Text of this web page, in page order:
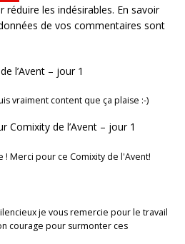
réduire les indésirables. En savoir
de vos commentaires sont
l’Avent – jour 1
vraiment content que ça plaise :-)
Comixity de l’Avent – jour 1
! Merci pour ce Comixity de l'Avent!
je vous remercie pour le travail
courage pour surmonter ces